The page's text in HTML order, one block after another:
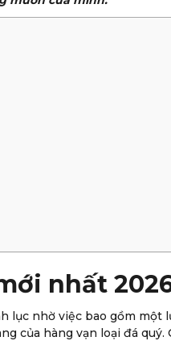
nhất
lục nhờ việc bao gồm một
của hàng vạn loại đá